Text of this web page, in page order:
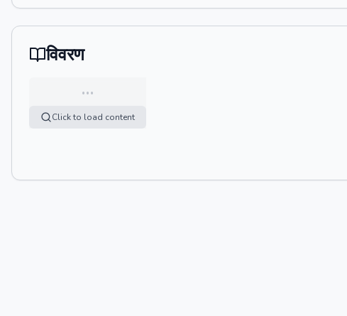
विवरण
…
Click to load content